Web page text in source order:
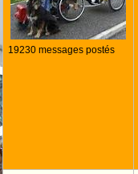
19230 messages postés